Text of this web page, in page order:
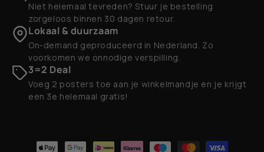
Niet helemaal tevreden? Stuur je bestelling
zorgeloos binnen 30 dagen retour.
Lokaal & duurzaam
On-demand geproduceerd in Nederland. Zo
voorkomen we onnodige verspilling.
3=2 Deal
Voeg 2 posters toe aan je winkelmandje en je krijgt
een 3e helemaal gratis!
Betaalmethoden